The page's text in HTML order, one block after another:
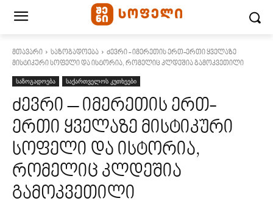
მთავარი საზოგადოება
ძევრი - იმერეთის ერთ-ერთი ყველაზე
მისტიკური სოფელი და ისტორია, რომელიც კლდეშია გამოკვეთილი
საზოგადოება საქართველოს კუთხეები
ძევრი – იმერეთის ერთ-
ერთი ყველაზე მისტიკური
სოფელი და ისტორია,
რომელიც კლდეშია
გამოკვეთილი